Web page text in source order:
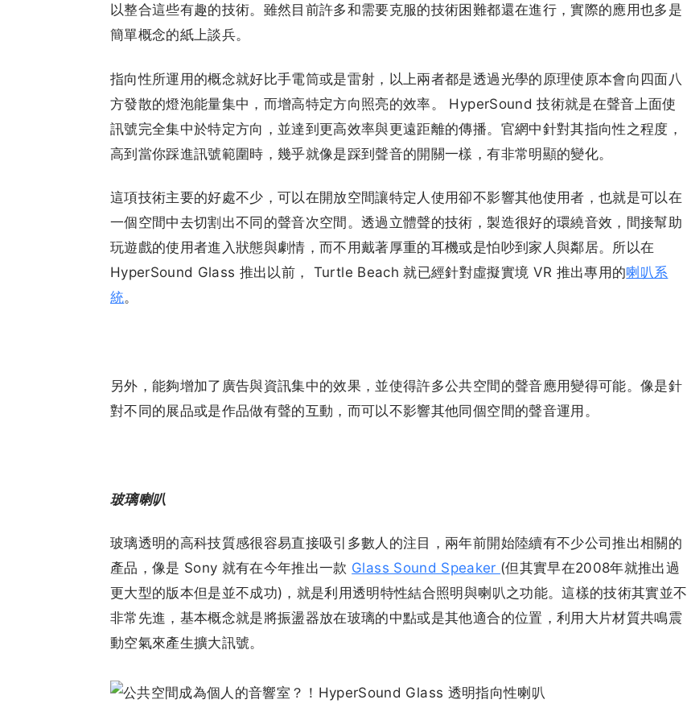
以整合這些有趣的技術。雖然目前許多和需要克服的技術困難都還在進行，實際的應用也多是
簡單概念的紙上談兵。
指向性所運用的概念就好比手電筒或是雷射，以上兩者都是透過光學的原理使原本會向四面八
方發散的燈泡能量集中，而增高特定方向照亮的效率。 HyperSound 技術就是在聲音上面使
訊號完全集中於特定方向，並達到更高效率與更遠距離的傳播。官網中針對其指向性之程度，
高到當你踩進訊號範圍時，幾乎就像是踩到聲音的開關一樣，有非常明顯的變化。
這項技術主要的好處不少，可以在開放空間讓特定人使用卻不影響其他使用者，也就是可以在
一個空間中去切割出不同的聲音次空間。透過立體聲的技術，製造很好的環繞音效，間接幫助
玩遊戲的使用者進入狀態與劇情，而不用戴著厚重的耳機或是怕吵到家人與鄰居。所以在
HyperSound Glass 推出以前， Turtle Beach 就已經針對虛擬實境 VR 推出專用的喇叭系
統。
另外，能夠增加了廣告與資訊集中的效果，並使得許多公共空間的聲音應用變得可能。像是針
對不同的展品或是作品做有聲的互動，而可以不影響其他同個空間的聲音運用。
玻璃喇叭
玻璃透明的高科技質感很容易直接吸引多數人的注目，兩年前開始陸續有不少公司推出相關的
產品，像是 Sony 就有在今年推出一款 Glass Sound Speaker (但其實早在2008年就推出過
更大型的版本但是並不成功)，就是利用透明特性結合照明與喇叭之功能。這樣的技術其實並不
非常先進，基本概念就是將振盪器放在玻璃的中點或是其他適合的位置，利用大片材質共鳴震
動空氣來產生擴大訊號。